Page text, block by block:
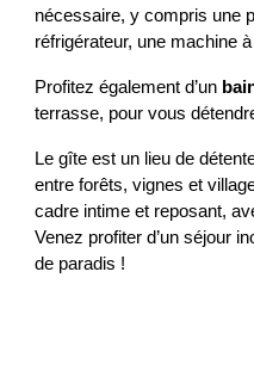
nécessaire, y compris une
réfrigérateur, une machine
Profitez également d’un
terrasse, pour vous
Le gîte est un lieu de
entre forêts, vignes et
cadre intime et reposant,
Venez profiter d’un séjour
de paradis !